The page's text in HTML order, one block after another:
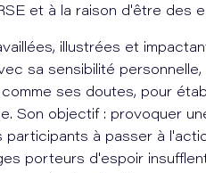
et à la raison d'être des
illustrées et
sa sensibilité
ses doutes, pour
Son objectif : provoquer
à passer à
porteurs d'espoir